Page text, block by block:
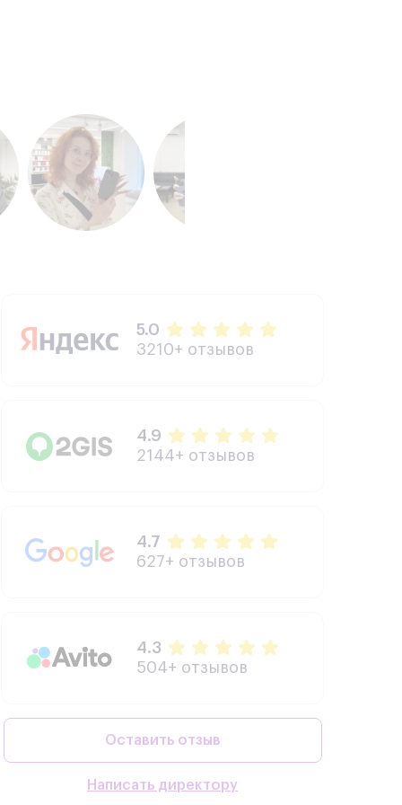
5.0
3210+ отзывов
4.9
2144+ отзывов
4.7
627+ отзывов
4.3
504+ отзывов
Оставить отзыв
Написать директору